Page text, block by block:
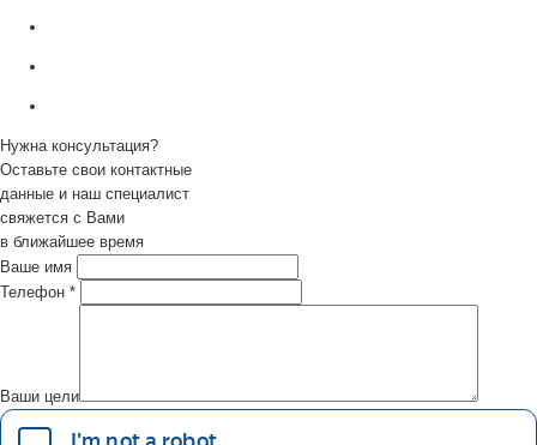
Нужна консультация?
Оставьте свои контактные
данные и наш специалист
свяжется с Вами
в ближайшее время
Ваше имя
Телефон *
Ваши цели